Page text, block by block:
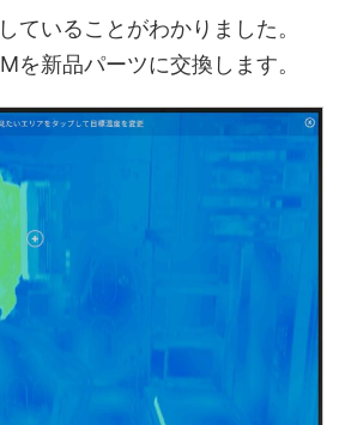
ていることがわかりました。
を新品パーツに交換します。